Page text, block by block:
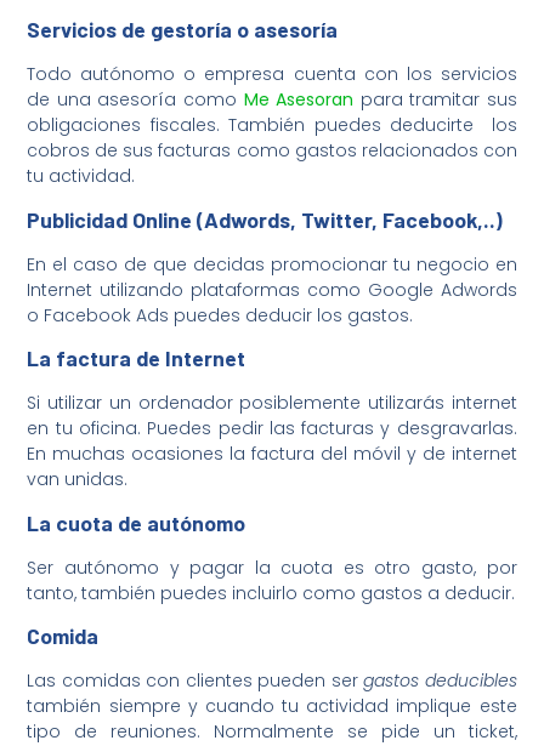
Servicios de gestoría o asesoría
Todo autónomo o empresa cuenta con los servicios
de una asesoría como Me Asesoran para tramitar sus
obligaciones fiscales. También puedes deducirte los
cobros de sus facturas como gastos relacionados con
tu actividad.
Publicidad Online (Adwords, Twitter, Facebook,..)
En el caso de que decidas promocionar tu negocio en
Internet utilizando plataformas como Google Adwords
o Facebook Ads puedes deducir los gastos.
La factura de Internet
Si utilizar un ordenador posiblemente utilizarás internet
en tu oficina. Puedes pedir las facturas y desgravarlas.
En muchas ocasiones la factura del móvil y de internet
van unidas.
La cuota de autónomo
Ser autónomo y pagar la cuota es otro gasto, por
tanto, también puedes incluirlo como gastos a deducir.
Comida
Las comidas con clientes pueden sergastos deducibles
también siempre y cuando tu actividad implique este
tipo de reuniones. Normalmente se pide un ticket,